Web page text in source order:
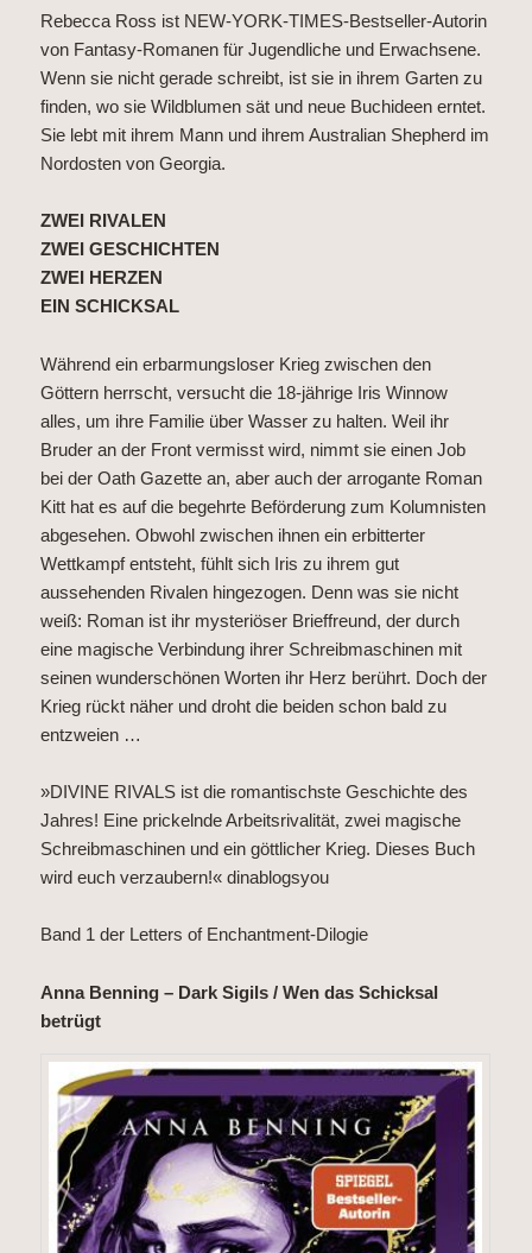
Rebecca Ross ist NEW-YORK-TIMES-Bestseller-Autorin
von Fantasy-Romanen für Jugendliche und Erwachsene.
Wenn sie nicht gerade schreibt, ist sie in ihrem Garten zu
finden, wo sie Wildblumen sät und neue Buchideen erntet.
Sie lebt mit ihrem Mann und ihrem Australian Shepherd im
Nordosten von Georgia.
ZWEI RIVALEN
ZWEI GESCHICHTEN
ZWEI HERZEN
EIN SCHICKSAL
Während ein erbarmungsloser Krieg zwischen den
Göttern herrscht, versucht die 18-jährige Iris Winnow
alles, um ihre Familie über Wasser zu halten. Weil ihr
Bruder an der Front vermisst wird, nimmt sie einen Job
bei der Oath Gazette an, aber auch der arrogante Roman
Kitt hat es auf die begehrte Beförderung zum Kolumnisten
abgesehen. Obwohl zwischen ihnen ein erbitterter
Wettkampf entsteht, fühlt sich Iris zu ihrem gut
aussehenden Rivalen hingezogen. Denn was sie nicht
weiß: Roman ist ihr mysteriöser Brieffreund, der durch
eine magische Verbindung ihrer Schreibmaschinen mit
seinen wunderschönen Worten ihr Herz berührt. Doch der
Krieg rückt näher und droht die beiden schon bald zu
entzweien …
»DIVINE RIVALS ist die romantischste Geschichte des
Jahres! Eine prickelnde Arbeitsrivalität, zwei magische
Schreibmaschinen und ein göttlicher Krieg. Dieses Buch
wird euch verzaubern!« dinablogsyou
Band 1 der Letters of Enchantment-Dilogie
Anna Benning – Dark Sigils / Wen das Schicksal
betrügt